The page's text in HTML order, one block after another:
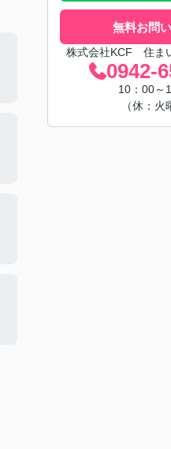
無料お問
株式会社KCF 住ま
0942-
10：00～
（休：火